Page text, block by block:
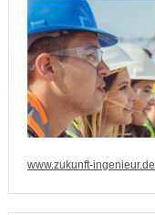
www.zukunft-ingenieur.de